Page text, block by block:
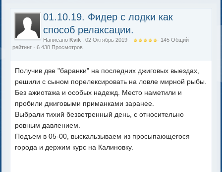
01.10.19. Фидер с лодки как
способ релаксации.
НаписаноKvik , 02 Октябрь 2019 - · 145 Общий
рейтинг · 6 438 Просмотров
Получив две "баранки" на последних джиговых выездах,
решили с сыном порелексировать на ловле мирной рыбы.
Без ажиотажа и особых надежд. Место наметили и
пробили джиговыми приманками заранее.
Выбрали тихий безветренный день, с относительно
ровным давлением.
Подъем в 05-00, выскальзываем из просыпающегося
города и держим курс на Калиновку.